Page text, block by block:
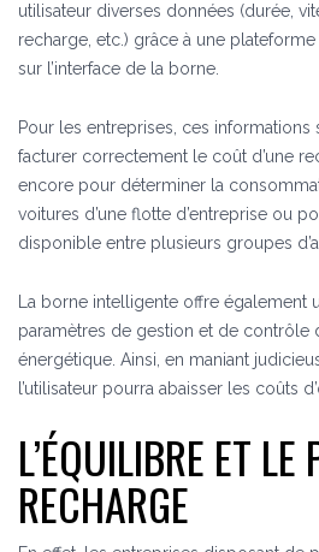
utilisateur diverses données (durée,
recharge, etc.) grâce à une
sur l’interface de la borne.
Pour les entreprises, ces
facturer correctement le coût d’une
encore pour déterminer la
voitures d’une flotte d’entreprise ou
disponible entre plusieurs groupes
La borne intelligente offre également
paramètres de gestion et de contrôle
énergétique. Ainsi, en maniant
l’utilisateur pourra abaisser les coûts
L’ÉQUILIBRE ET LE
RECHARGE